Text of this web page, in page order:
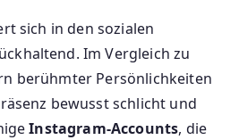
sich in den sozialen
Im Vergleich zu
berühmter Persönlichkeiten
bewusst schlicht und
Instagram-Accounts, die